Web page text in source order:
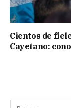
Cientos de
Cayetano: